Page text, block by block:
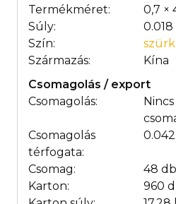
Termékméret:
0,7 ×
Súly:
0.018
Szín:
Származás:
Kína
Csomagolás / export
Csomagolás:
Csomagolás
térfogata:
Csomag:
48 db
Karton:
960